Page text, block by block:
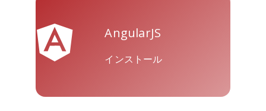
AngularJS
インストール